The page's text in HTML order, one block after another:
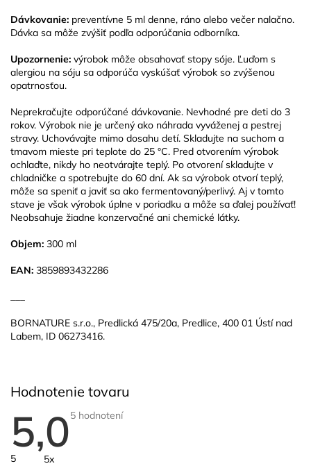
Dávkovanie: preventívne 5 ml denne, ráno alebo večer nalačno.
Dávka sa môže zvýšiť podľa odporúčania odborníka.
Upozornenie: výrobok môže obsahovať stopy sóje. Ľuďom s
alergiou na sóju sa odporúča vyskúšať výrobok so zvýšenou
opatrnosťou.
Neprekračujte odporúčané dávkovanie. Nevhodné pre deti do 3
rokov. Výrobok nie je určený ako náhrada vyváženej a pestrej
stravy. Uchovávajte mimo dosahu detí. Skladujte na suchom a
tmavom mieste pri teplote do 25 °C. Pred otvorením výrobok
ochlaďte, nikdy ho neotvárajte teplý. Po otvorení skladujte v
chladničke a spotrebujte do 60 dní. Ak sa výrobok otvorí teplý,
môže sa speniť a javiť sa ako fermentovaný/perlivý. Aj v tomto
stave je však výrobok úplne v poriadku a môže sa ďalej používať!
Neobsahuje žiadne konzervačné ani chemické látky.
Objem: 300 ml
EAN: 3859893432286
BORNATURE s.r.o., Predlická 475/20a, Predlice, 400 01 Ústí nad
Labem, ID 06273416.
Hodnotenie tovaru
5,0Priemerné
5 hodnotení
5
5x